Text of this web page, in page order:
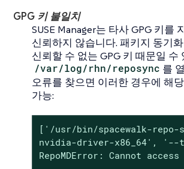
GPG 키 불일치
SUSE Manager는 타사 GPG 키를
신뢰하지 않습니다. 패키지 동기
신뢰할 수 없는 GPG 키 때문일 수
/var/log/rhn/reposync 를
오류를 찾으면 이러한 경우에 해
가능:
['/usr/bin/spacewalk-
nvidia-driver-x86_64',
RepoMDError: Cannot